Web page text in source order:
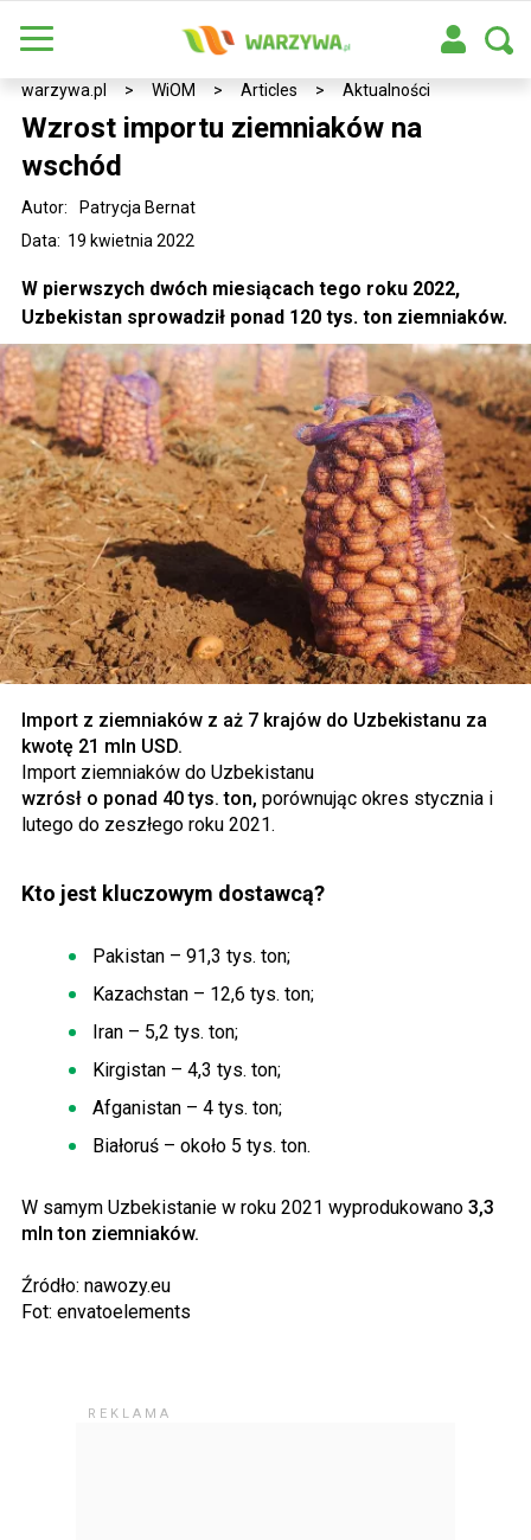
warzywa.pl > WiOM > Articles > Aktualności
Wzrost importu ziemniaków na
wschód
Data: 19 kwietnia 2022
Autor: Patrycja Bernat
W pierwszych dwóch miesiącach tego roku 2022,
Uzbekistan sprowadził ponad 120 tys. ton ziemniaków.
Import z ziemniaków z aż 7 krajów do Uzbekistanu za
kwotę 21 mln USD.
Import ziemniaków do Uzbekistanu
wzrósł o ponad 40 tys. ton, porównując okres stycznia i
lutego do zeszłego roku 2021.
Kto jest kluczowym dostawcą?
Pakistan – 91,3 tys. ton;
Kazachstan – 12,6 tys. ton;
Iran – 5,2 tys. ton;
Kirgistan – 4,3 tys. ton;
Afganistan – 4 tys. ton;
Białoruś – około 5 tys. ton.
W samym Uzbekistanie w roku 2021 wyprodukowano 3,3
mln ton ziemniaków.
Źródło: nawozy.eu
Fot: envatoelements